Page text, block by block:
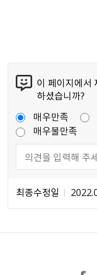
이 페이지에서
하셨습니까?
매우만족
매우불만족
최종수정일